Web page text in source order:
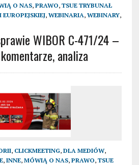
O NAS, PRAWO, TSUE TRYBUNAŁ
, WEBINARIA, WEBINARY,
WIBOR C-471/24 –
analiza
, CLICKMEETING, DLA MEDIÓW,
, INNE, MÓWIĄ O NAS, PRAWO, TSUE